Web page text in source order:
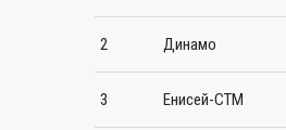
2 Динамо
3 Енисей-СТМ